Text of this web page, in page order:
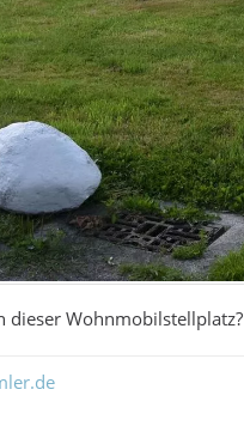
dieser Wohnmobilstellplatz?